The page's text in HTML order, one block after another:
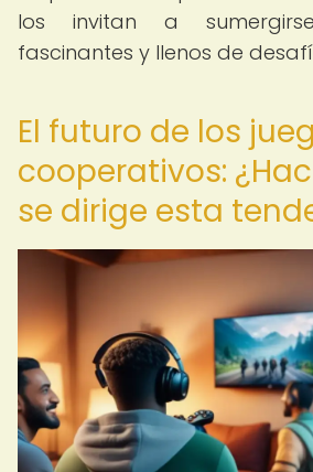
los invitan a
fascinantes y llenos de
El futuro de los
cooperativos:
se dirige esta